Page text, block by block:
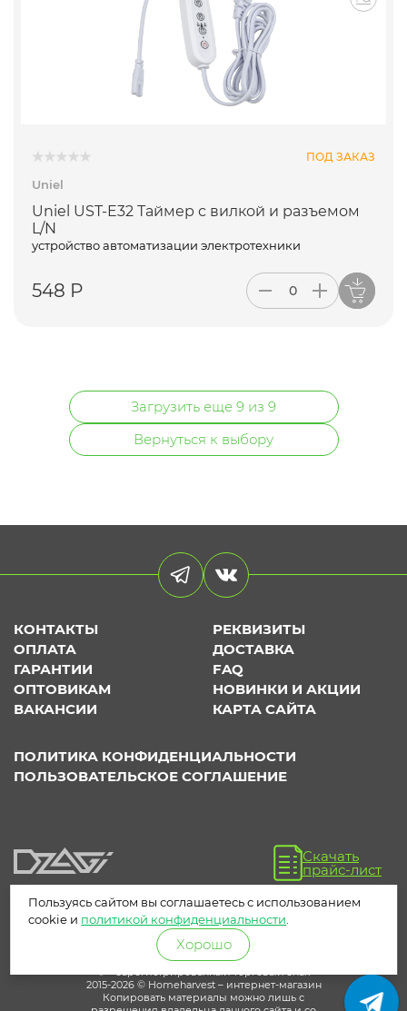
ПОД ЗАКАЗ
Uniel
Uniel UST-E32 Таймер с вилкой и разъемом
L/N
устройство автоматизации электротехники
548 Р
Загрузить еще 9 из 9
Вернуться к выбору
КОНТАКТЫ
РЕКВИЗИТЫ
ОПЛАТА
ДОСТАВКА
ГАРАНТИИ
FAQ
ОПТОВИКАМ
НОВИНКИ И АКЦИИ
ВАКАНСИИ
КАРТА САЙТА
ПОЛИТИКА КОНФИДЕНЦИАЛЬНОСТИ
ПОЛЬЗОВАТЕЛЬСКОЕ СОГЛАШЕНИЕ
Скачать
прайс-лист
® – зарегистрированный торговый знак
2015-2026 © Homeharvest – интернет-магазин
Копировать материалы можно лишь с
Пользуясь сайтом вы соглашаетесь с использованием
cookie и политикой конфиденциальности
Хорошо